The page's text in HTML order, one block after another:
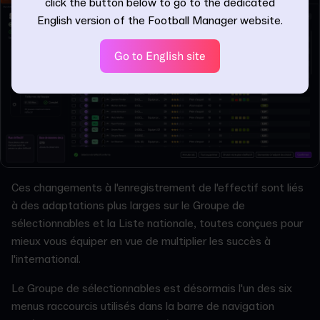
Ces changements à l'enregistrement de l'effectif sont liés
à des adaptations plus larges sur le Groupe de
sélectionnables et la Liste nationale, toutes conçues pour
mieux vous équiper en vue de multiplier les succès à
l'international.
Le Groupe de sélectionnables est désormais l'un des six
menus raccourcis utilisés dans la barre de navigation
click the button below to go to the dedicated
English version of the Football Manager website.
Go to English site